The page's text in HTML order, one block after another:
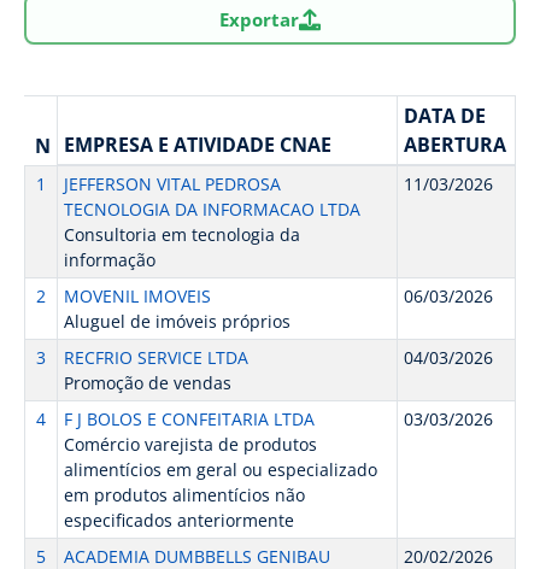
Exportar
N EMPRESA E ATIVIDADE CNAE
DATA DE
ABERTURA
1
JEFFERSON VITAL PEDROSA
TECNOLOGIA DA INFORMACAO LTDA
Consultoria em tecnologia da
informação
11/03/2026
2
MOVENIL IMOVEIS
Aluguel de imóveis próprios
06/03/2026
3
RECFRIO SERVICE LTDA
Promoção de vendas
04/03/2026
4
F J BOLOS E CONFEITARIA LTDA
Comércio varejista de produtos
alimentícios em geral ou especializado
em produtos alimentícios não
especificados anteriormente
03/03/2026
5
ACADEMIA DUMBBELLS GENIBAU
20/02/2026